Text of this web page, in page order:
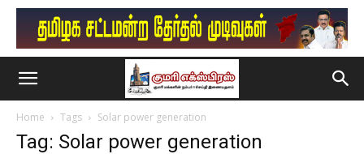
Home Tags Solar power generation
Tag: Solar power generation